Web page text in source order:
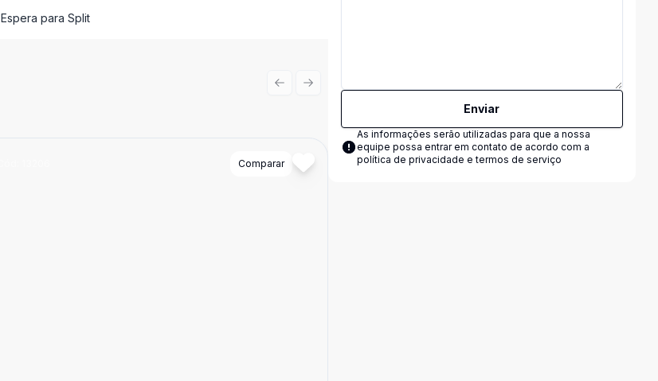
Espera para Split
Comparar Cód:14743
Previous slide
Next slide
Enviar
As informações serão utilizadas para que a nossa
equipe possa entrar em contato de acordo com a
política de privacidade e termos de serviço